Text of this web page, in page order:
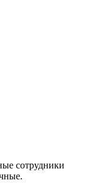
сотрудники